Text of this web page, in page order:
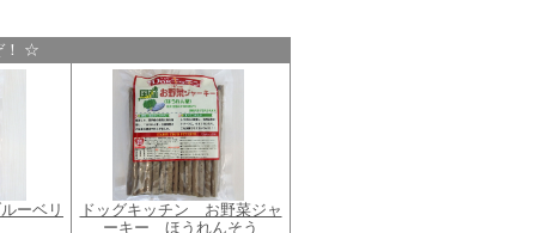
！ ☆
ーベリ
ドッグキッチン お野菜ジャ
ーキー ほうれんそう